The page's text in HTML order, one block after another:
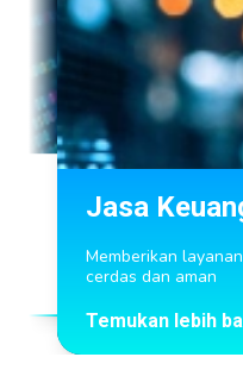
Jasa
Memberikan
cerdas dan aman
Temukan lebih